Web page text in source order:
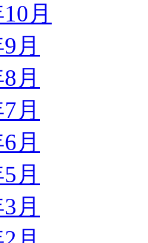
月
月
月
月
月
月
月